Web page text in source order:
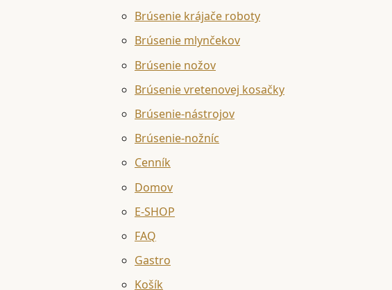
Brúsenie krájače roboty
Brúsenie mlynčekov
Brúsenie nožov
Brúsenie vretenovej kosačky
Brúsenie-nástrojov
Brúsenie-nožníc
Cenník
Domov
E-SHOP
FAQ
Gastro
Košík